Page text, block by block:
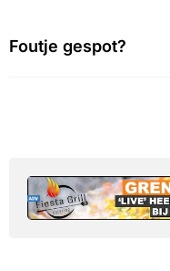
Foutje gespot?